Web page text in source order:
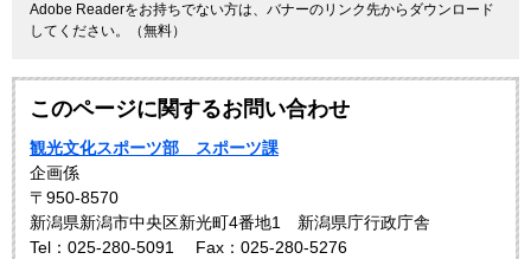
Adobe Readerをお持ちでない方は、バナーのリンク先からダウンロード
してください。（無料）
このページに関するお問い合わせ
観光文化スポーツ部 スポーツ課
企画係
〒950-8570
新潟県新潟市中央区新光町4番地1 新潟県庁行政庁舎
Tel：025-280-5091
Fax：025-280-5276